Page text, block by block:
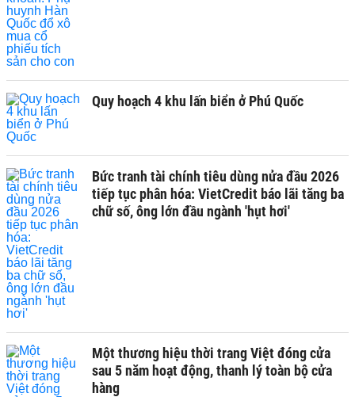
Quy hoạch 4 khu lấn biển ở Phú Quốc
Bức tranh tài chính tiêu dùng nửa đầu 2026
tiếp tục phân hóa: VietCredit báo lãi tăng ba
chữ số, ông lớn đầu ngành 'hụt hơi'
Một thương hiệu thời trang Việt đóng cửa
sau 5 năm hoạt động, thanh lý toàn bộ cửa
hàng